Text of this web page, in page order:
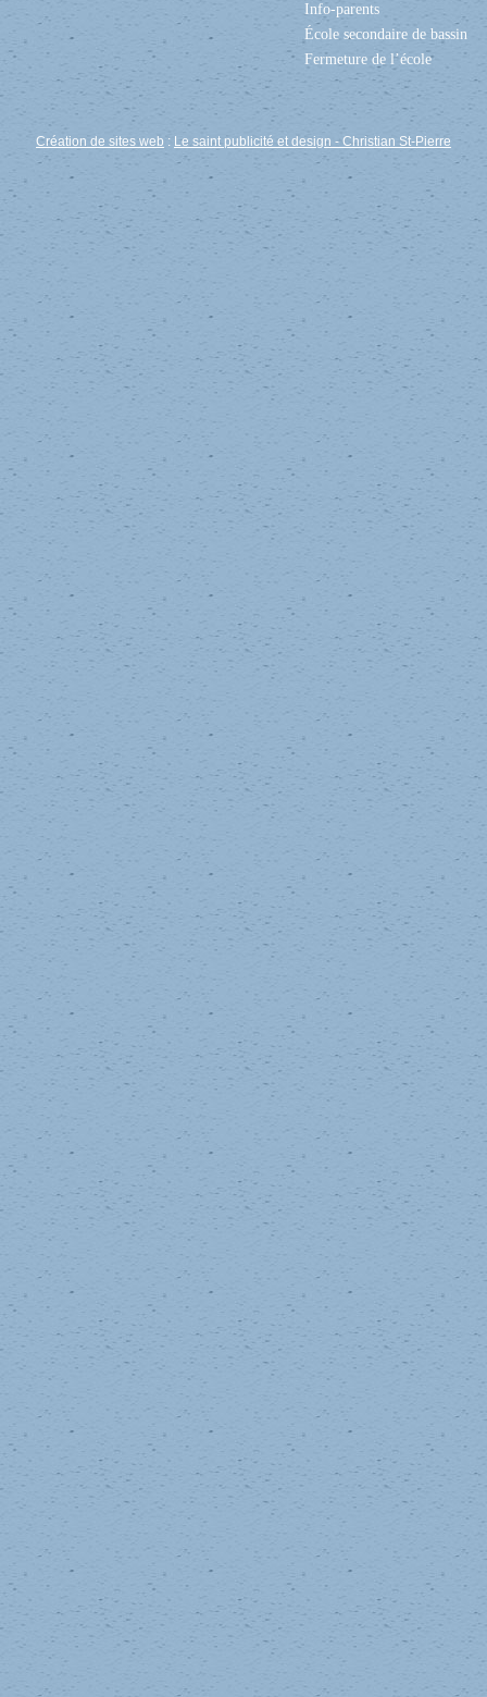
Info-parents
École secondaire de bassin
Fermeture de l’école
Création de sites web : Le saint publicité et design - Christian St-Pierre